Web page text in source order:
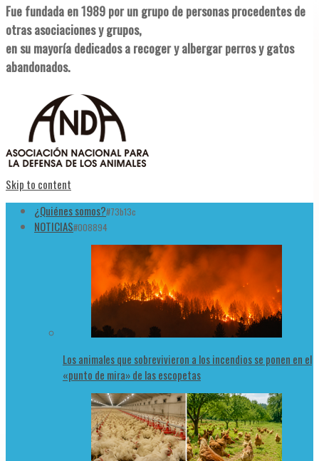
Fue fundada en 1989 por un grupo de personas procedentes de
otras asociaciones y grupos,
en su mayoría dedicados a recoger y albergar perros y gatos
abandonados.
Skip to content
¿Quiénes somos?#73b13c
NOTICIAS#008894
Los animales que sobrevivieron a los incendios se ponen en el
«punto de mira» de las escopetas